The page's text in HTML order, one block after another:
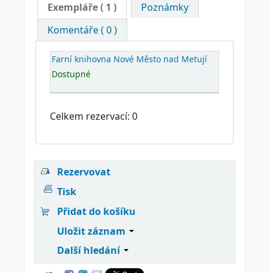
Exempláře( 1 )
Poznámky
Komentáře ( 0 )
Farní knihovna Nové Město nad Metují
Dostupné
Celkem rezervací: 0
Rezervovat
Tisk
Přidat do košíku
Uložit záznam
Další hledání